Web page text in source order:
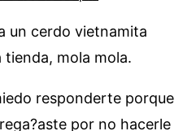
un cerdo vietnamita
mola mola.
responderte porque
por no hacerle